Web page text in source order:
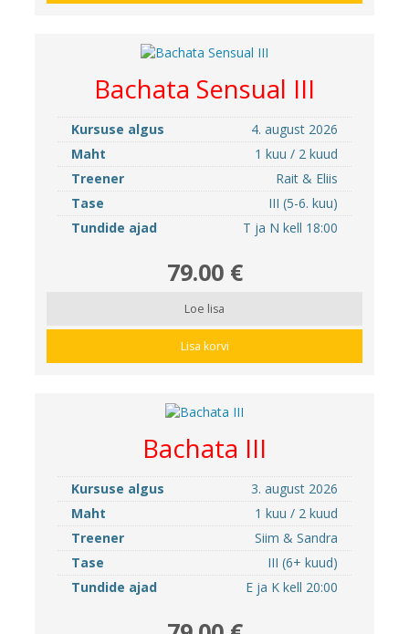
Bachata Sensual III
Kursuse algus
4. august 2026
Maht
1 kuu / 2 kuud
Treener
Rait & Eliis
Tase
III (5-6. kuu)
Tundide ajad
T ja N kell 18:00
79.00 €
Loe lisa
Lisa korvi
Bachata III
Kursuse algus
3. august 2026
Maht
1 kuu / 2 kuud
Treener
Siim & Sandra
Tase
III (6+ kuud)
Tundide ajad
E ja K kell 20:00